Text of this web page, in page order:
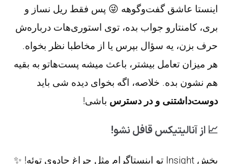
اینستا عاشق گفت‌وگوهه 😜 پس فقط ریل نساز و
بری، کامنتارو جواب بده، توی استوری‌هات درباره‌ش
حرف بزن، یه سؤال بپرس یا از مخاطبا نظر بخواه.
هر میزان تعامل بیشتر، باعث میشه پست‌هاتو به بقیه
هم نشون بده. خلاصه، اگه بخوای دیده شی باید
دوست‌داشتنی و در دسترس باشی!
📈 از آنالیتیکس قافل نشو!
بخش Insight تو اینستاگرام مثل چراغ جادوی توئه! ✨